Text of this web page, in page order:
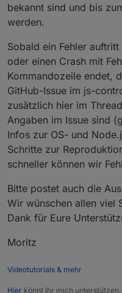
bekannt sind und bis
werden.
Sobald ein Fehler
oder einen Crash mit
Kommandozeile endet,
GitHub-Issue im js-
zusätzlich hier im
Angaben im Issue sind
Infos zur OS- und
Schritte zur
schneller können wir
Bitte postet auch die
Wir wünschen allen viel
Dank für Eure
Moritz
Videotutorials & mehr
Hier könnt ihr mich unterstützen.